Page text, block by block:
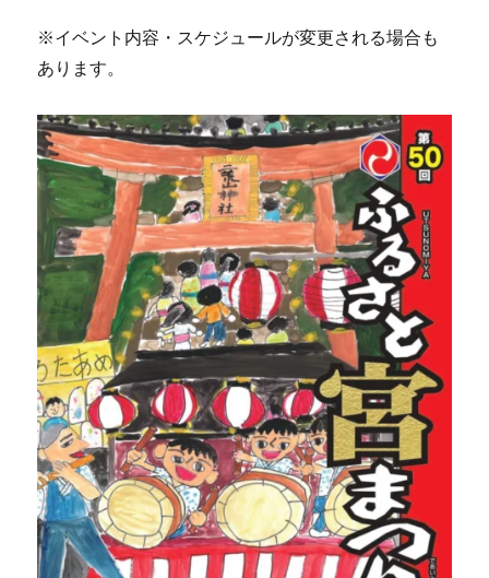
※イベント内容・スケジュールが変更される場合も
あります。